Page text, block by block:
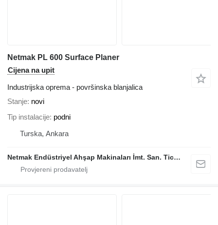
Netmak PL 600 Surface Planer
Cijena na upit
Industrijska oprema - površinska blanjalica
Stanje novi
Tip instalacije podni
Turska, Ankara
Netmak Endüstriyel Ahşap Makinaları İmt. San. Tic. A.Ş.